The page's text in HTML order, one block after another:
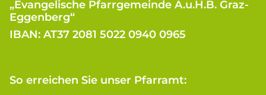
„Evangelische Pfarrgemeinde A.u.H.B. Graz-
Eggenberg“
IBAN: AT37 2081 5022 0940 0965
So erreichen Sie unser Pfarramt: